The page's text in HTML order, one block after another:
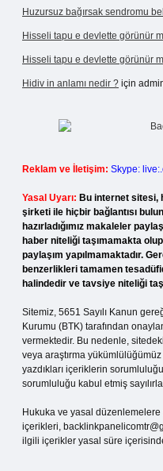
Huzursuz bağırsak sendromu
Hisseli tapu e devlette görünür
Hisseli tapu e devlette görünür
Hidiv in anlamı nedir ? için
Reklam ve İletişim: Skype:
Yasal Uyarı: Bu internet sitesi,
şirketi ile hiçbir bağlantısı
hazırladığımız makaleler
haber niteliği taşımamakta
paylaşım yapılmamaktadır.
benzerlikleri tamamen
halindedir ve tavsiye niteliği
Sitemiz, 5651 Sayılı Kanun
Kurumu (BTK) tarafından
vermektedir. Bu nedenle,
veya araştırma
yazdıkları içeriklerin
sorumluluğu kabul etmiş
Hukuka ve yasal
içerikleri,
ilgili içerikler yasal süre